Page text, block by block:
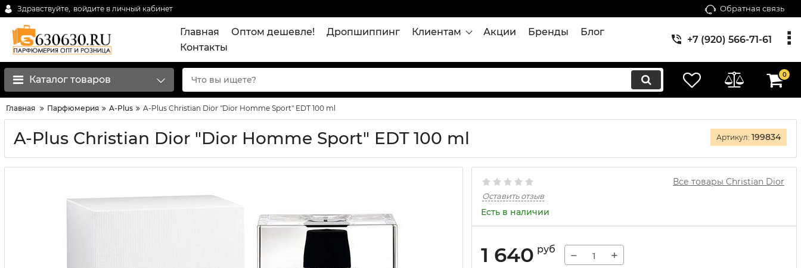
Здравствуйте, войдите в личный кабинет Обратная связь
Главная Оптом дешевле! Дропшиппинг Клиентам Акции Бренды
Блог
Контакты
+7 (920) 566-71-61
Каталог товаров 0
Главная Парфюмерия A-Plus A-Plus Christian Dior "Dior Homme Sport" EDT 100 ml
A-Plus Christian Dior "Dior Homme Sport" EDT 100 ml Артикул: 199834
Все товары Christian Dior
Оставить отзыв
Есть в наличии
1 640 руб − +